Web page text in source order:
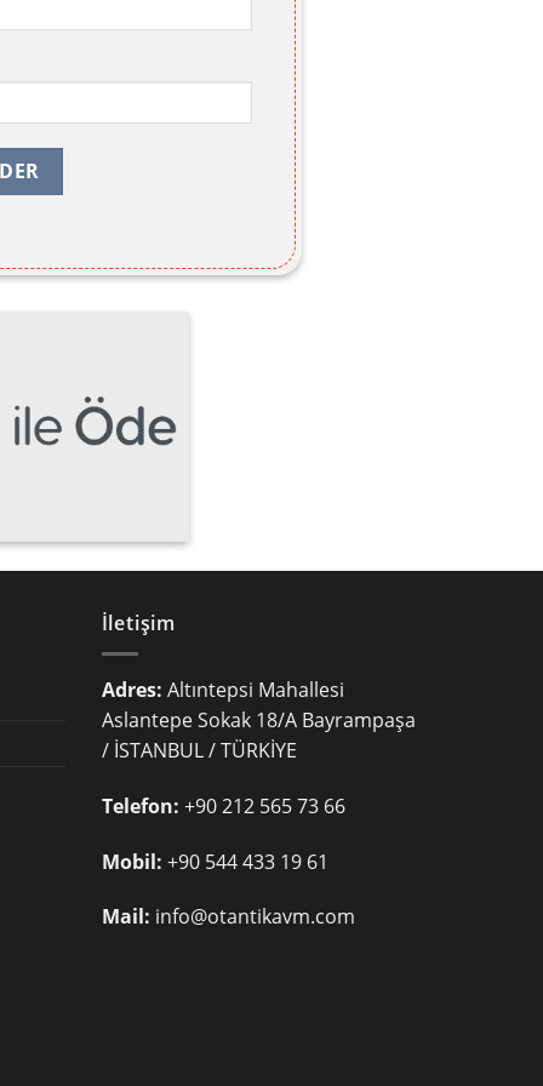
İletişim
Adres: Altıntepsi Mahallesi
Aslantepe Sokak 18/A Bayrampaşa
/ İSTANBUL / TÜRKİYE
Telefon: +90 212 565 73 66
Mobil: +90 544 433 19 61
Mail: info@otantikavm.com